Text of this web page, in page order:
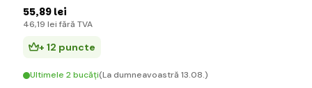
55,89 lei
46,19 lei fără TVA
+ 12 puncte
Ultimele 2 bucăți(La dumneavoastră 13.08.)